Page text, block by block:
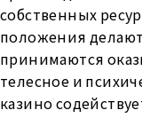
собственных
положения
принимаются
телесное и
казино